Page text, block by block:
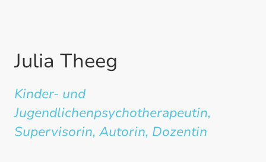
Julia Theeg
Kinder- und
Jugendlichenpsychotherapeutin,
Supervisorin, Autorin, Dozentin